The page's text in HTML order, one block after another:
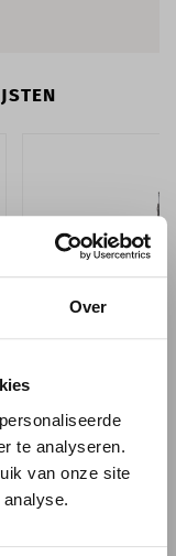
Over
te analyseren.
van onze site
€ 64,00
● Verzonden in 1-2
-